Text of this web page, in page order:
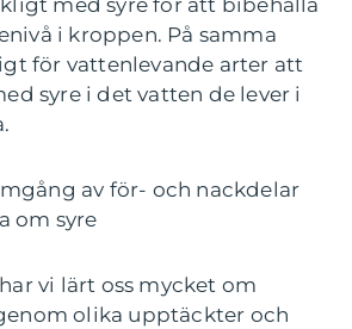
i kroppen. På samma
för vattenlevande arter att
syre i det vatten de lever i
av för- och nackdelar
om syre
vi lärt oss mycket om
olika upptäckter och